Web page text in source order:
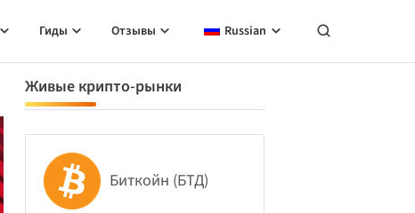
Гиды Отзывы Russian
Живые крипто-рынки
Биткойн (БТД)